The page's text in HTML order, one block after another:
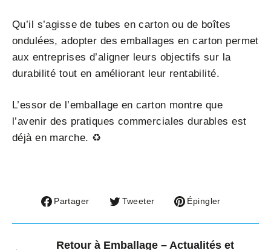
Qu’il s’agisse de tubes en carton ou de boîtes
ondulées, adopter des emballages en carton permet
aux entreprises d’aligner leurs objectifs sur la
durabilité tout en améliorant leur rentabilité.
L’essor de l’emballage en carton montre que
l’avenir des pratiques commerciales durables est
déjà en marche. ♻
Partager
Partager
sur
Tweeter
Tweeter
sur
Épingler
Épingler
sur
Pinterest
Retour à Emballage – Actualités et